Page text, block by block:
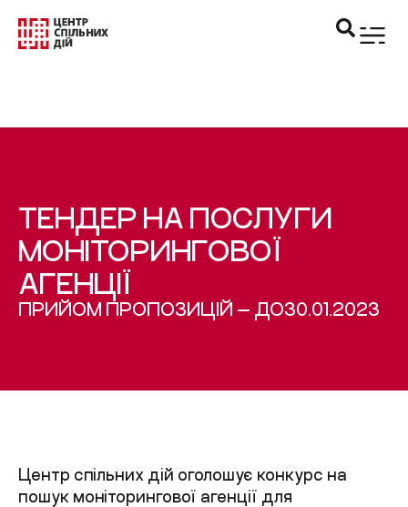
ТЕНДЕР НА ПОСЛУГИ
МОНІТОРИНГОВОЇ
АГЕНЦІЇ
ПРИЙОМ ПРОПОЗИЦІЙ — ДО30.01.2023
Центр спільних дій оголошує конкурс на
пошук моніторингової агенції для